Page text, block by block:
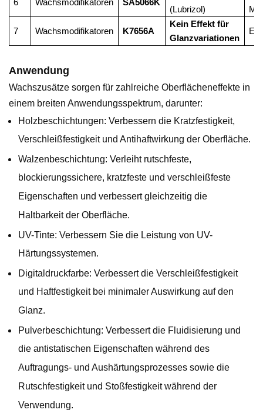
6 Wachsmodifikatoren SA5066K
(Lubrizol)
7 Wachsmodifikatoren K7656A
Kein Effekt für
Glanzvariationen
Anwendung
Wachszusätze sorgen für zahlreiche Oberflächeneffekte in
einem breiten Anwendungsspektrum, darunter:
Holzbeschichtungen: Verbessern die Kratzfestigkeit,
Verschleißfestigkeit und Antihaftwirkung der Oberfläche.
Walzenbeschichtung: Verleiht rutschfeste,
blockierungssichere, kratzfeste und verschleißfeste
Eigenschaften und verbessert gleichzeitig die
Haltbarkeit der Oberfläche.
UV-Tinte: Verbessern Sie die Leistung von UV-
Härtungssystemen.
Digitaldruckfarbe: Verbessert die Verschleißfestigkeit
und Haftfestigkeit bei minimaler Auswirkung auf den
Glanz.
Pulverbeschichtung: Verbessert die Fluidisierung und
die antistatischen Eigenschaften während des
Auftragungs- und Aushärtungsprozesses sowie die
Rutschfestigkeit und Stoßfestigkeit während der
Verwendung.